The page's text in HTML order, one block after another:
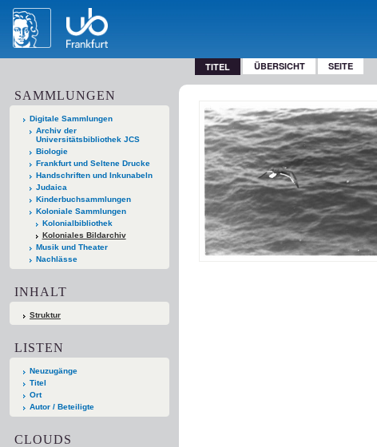
TITEL ÜBERSICHT SEITE
SAMMLUNGEN
Digitale Sammlungen
Archiv der
Universitätsbibliothek JCS
Biologie
Frankfurt und Seltene Drucke
Handschriften und Inkunabeln
Judaica
Kinderbuchsammlungen
Koloniale Sammlungen
Kolonialbibliothek
Koloniales Bildarchiv
Musik und Theater
Nachlässe
INHALT
Struktur
LISTEN
Neuzugänge
Titel
Ort
Autor / Beteiligte
CLOUDS